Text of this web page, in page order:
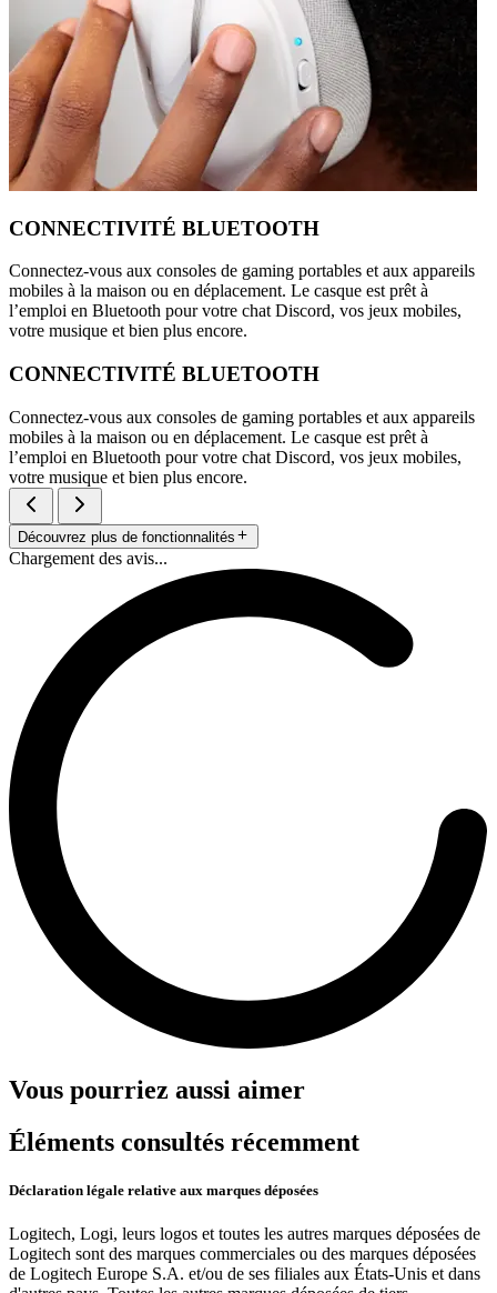
CONNECTIVITÉ BLUETOOTH
Connectez-vous aux consoles de gaming portables et aux appareils
mobiles à la maison ou en déplacement. Le casque est prêt à
l’emploi en Bluetooth pour votre chat Discord, vos jeux mobiles,
votre musique et bien plus encore.
CONNECTIVITÉ BLUETOOTH
Connectez-vous aux consoles de gaming portables et aux appareils
mobiles à la maison ou en déplacement. Le casque est prêt à
l’emploi en Bluetooth pour votre chat Discord, vos jeux mobiles,
votre musique et bien plus encore.
Découvrez plus de fonctionnalités
Chargement des avis...
Vous pourriez aussi aimer
Éléments consultés récemment
Déclaration légale relative aux marques déposées
Logitech, Logi, leurs logos et toutes les autres marques déposées de
Logitech sont des marques commerciales ou des marques déposées
de Logitech Europe S.A. et/ou de ses filiales aux États-Unis et dans